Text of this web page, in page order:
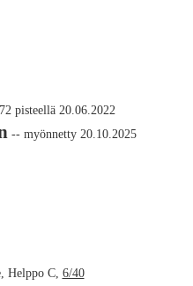
pisteellä 20.06.2022
-- myönnetty 20.10.2025
Helppo C, 6/40